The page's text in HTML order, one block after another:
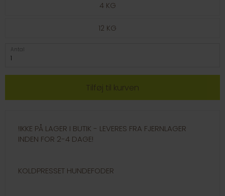
4 KG
12 KG
Antal
!IKKE PÅ LAGER I BUTIK - LEVERES FRA FJERNLAGER
INDEN FOR 2-4 DAGE!
KOLDPRESSET HUNDEFODER